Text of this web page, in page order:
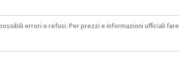
errori o refusi. Per prezzi e informazioni ufficiali fare